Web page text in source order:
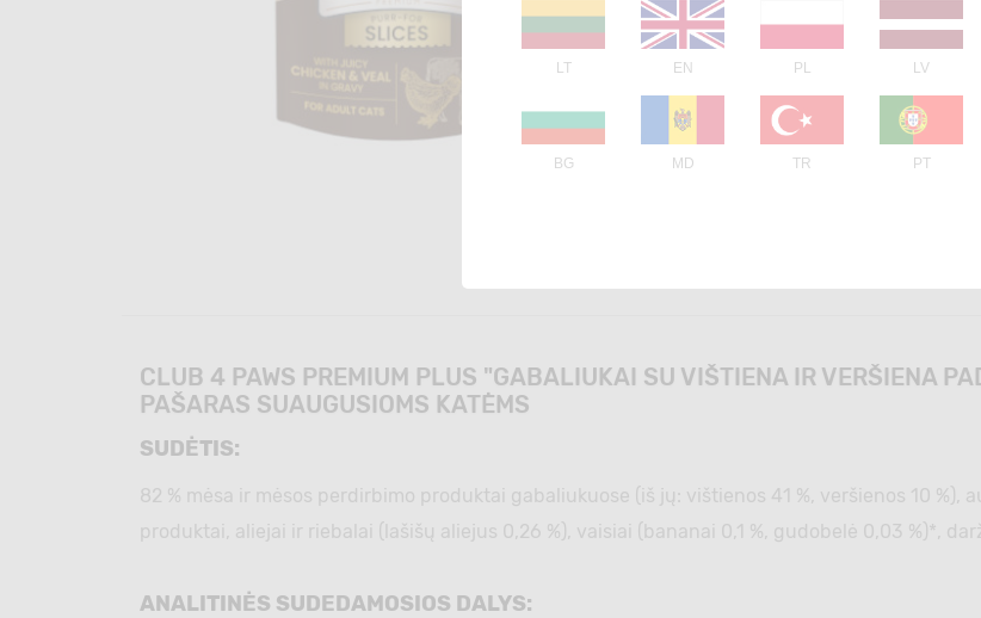
CLUB 4 PAWS PREMIUM PLUS "GABALIUKAI SU VIŠTIENA IR VERŠIENA
PAŠARAS SUAUGUSIOMS KATĖMS
SUDĖTIS:
82 % mėsa ir mėsos perdirbimo produktai gabaliukuose (iš jų: vištienos 41 %, veršienos 10
produktai, aliejai ir riebalai (lašišų aliejus 0,26 %), vaisiai (bananai 0,1 %, gudobelė 0,03 %)*,
ANALITINĖS SUDEDAMOSIOS DALYS:
LT EN PL LV
BG MD TR PT